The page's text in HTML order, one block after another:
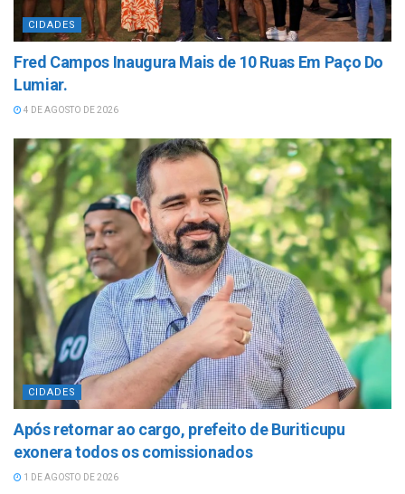
CIDADES
Fred Campos Inaugura Mais de 10 Ruas Em Paço Do
Lumiar.
4 DE AGOSTO DE 2026
CIDADES
Após retornar ao cargo, prefeito de Buriticupu
exonera todos os comissionados
1 DE AGOSTO DE 2026